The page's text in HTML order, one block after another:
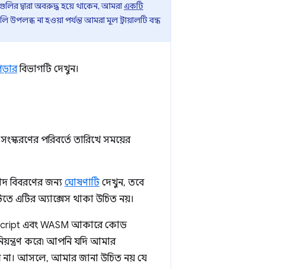
দ্বারা অবরুদ্ধ হয়ে থাকেন, আমরাএকটি
না হওয়া পর্যন্ত আমরা মূল ট্রায়ালটি বন্ধ
বিভাগটি দেখুন।
পরিবর্তে তারিখে সময়ের
বিবরণের জন্য ঘোষণাটিদেখুন, তবে
এটির অ্যাক্সেস থাকা উচিত নয়।
এবং WASM আকারে কোড
করে৷ আপনি যদি আমার
না। আসলে, আমার জানা উচিত নয় যে